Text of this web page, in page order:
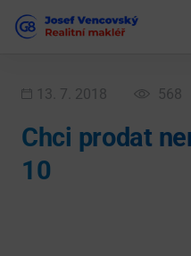
13. 7. 2018 568
Chci prodat
10